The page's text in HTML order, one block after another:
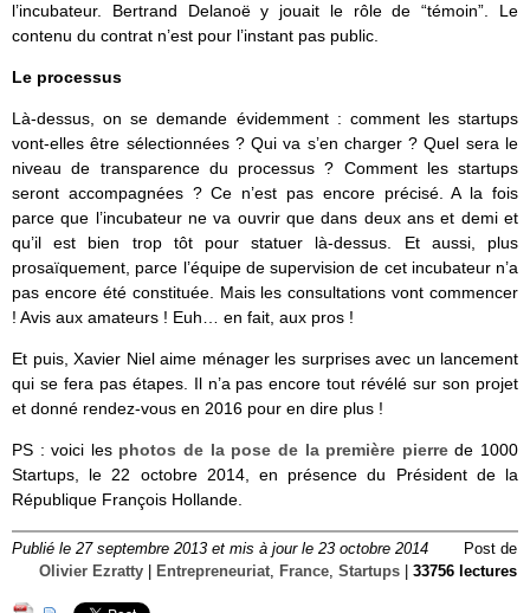
l’incubateur. Bertrand Delanoë y jouait le rôle de “témoin”. Le
contenu du contrat n’est pour l’instant pas public.
Le processus
Là-dessus, on se demande évidemment : comment les startups
vont-elles être sélectionnées ? Qui va s’en charger ? Quel sera le
niveau de transparence du processus ? Comment les startups
seront accompagnées ? Ce n’est pas encore précisé. A la fois
parce que l’incubateur ne va ouvrir que dans deux ans et demi et
qu’il est bien trop tôt pour statuer là-dessus. Et aussi, plus
prosaïquement, parce l’équipe de supervision de cet incubateur n’a
pas encore été constituée. Mais les consultations vont commencer
! Avis aux amateurs ! Euh… en fait, aux pros !
Et puis, Xavier Niel aime ménager les surprises avec un lancement
qui se fera pas étapes. Il n’a pas encore tout révélé sur son projet
et donné rendez-vous en 2016 pour en dire plus !
PS : voici les photos de la pose de la première pierrede 1000
Startups, le 22 octobre 2014, en présence du Président de la
République François Hollande.
Publié le 27 septembre 2013 et mis à jour le 23 octobre 2014
Post de
Olivier Ezratty
Entrepreneuriat, France, Startups 33756 lectures